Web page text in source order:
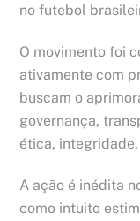
no futebol
O movimento foi
ativamente com
buscam o
governança,
ética,
A ação é inédita
como intuito